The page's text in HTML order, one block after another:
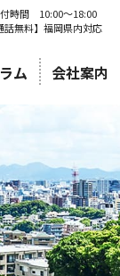
時間 10:00〜18:00
話無料】福岡県内対応
ム 会社案内